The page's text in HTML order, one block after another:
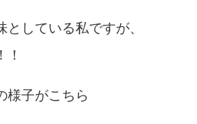
している私ですが、
様子がこちら